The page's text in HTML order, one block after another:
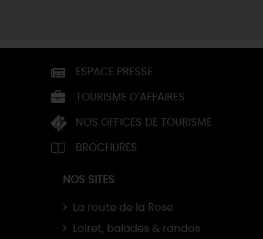
ESPACE PRESSE
TOURISME D’AFFAIRES
NOS OFFICES DE TOURISME
BROCHURES
NOS SITES
La route de la Rose
Loiret, balades & randos